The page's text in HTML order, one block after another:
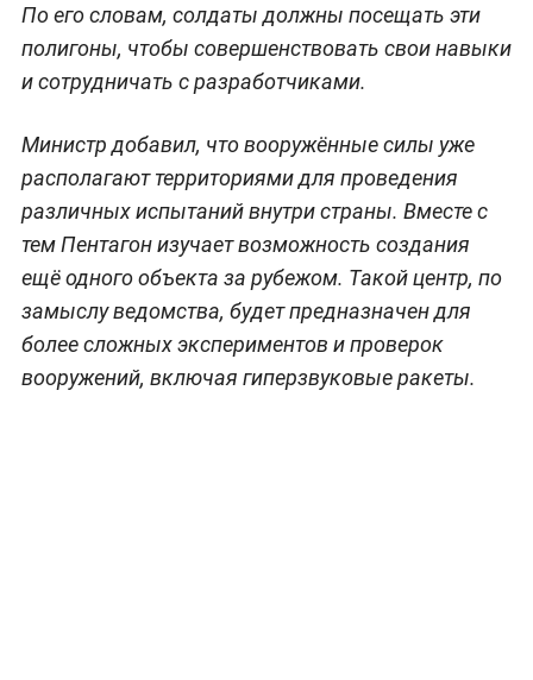
По его словам, солдаты должны посещать эти
полигоны, чтобы совершенствовать свои навыки
и сотрудничать с разработчиками.
Министр добавил, что вооружённые силы уже
располагают территориями для проведения
различных испытаний внутри страны. Вместе с
тем Пентагон изучает возможность создания
ещё одного объекта за рубежом. Такой центр, по
замыслу ведомства, будет предназначен для
более сложных экспериментов и проверок
вооружений, включая гиперзвуковые ракеты.